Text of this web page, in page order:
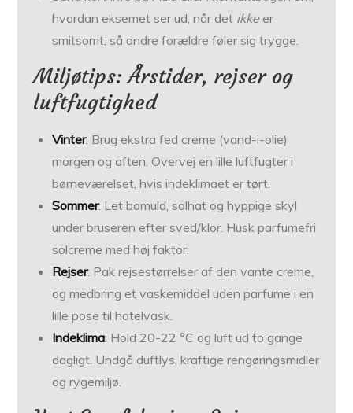
hvordan eksemet ser ud, når det ikkeer
smitsomt, så andre forældre føler sig trygge.
Miljøtips: Årstider, rejser og
luftfugtighed
Vinter: Brug ekstra fed creme (vand-i-olie)
morgen og aften. Overvej en lille luft­fugter i
børneværelset, hvis indeklimaet er tørt.
Sommer: Let bomuld, solhat og hyppige skyl
under bruseren efter sved/klor. Husk parfumefri
sol­creme med høj faktor.
Rejser: Pak rejse­størrelser af den vante creme,
og medbring et vaskemiddel uden parfume i en
lille pose til hotel­vask.
Indeklima: Hold 20-22 °C og luft ud to gange
dagligt. Undgå duftlys, kraftige rengørings­midler
og ryge­miljø.